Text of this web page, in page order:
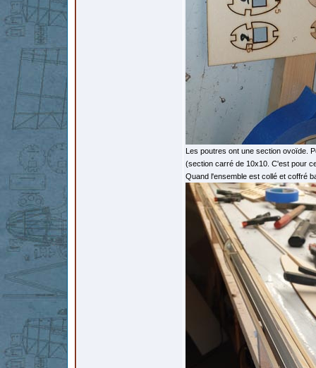
Les poutres ont une section ovoïde.
(section carré de 10x10. C'est pour
Quand l'ensemble est collé et coffré